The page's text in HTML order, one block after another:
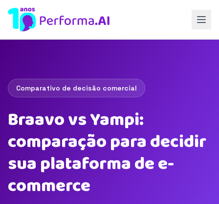
Comparativo de decisão comercial
Braavo vs Yampi:
comparação para decidir
sua plataforma de e-
commerce